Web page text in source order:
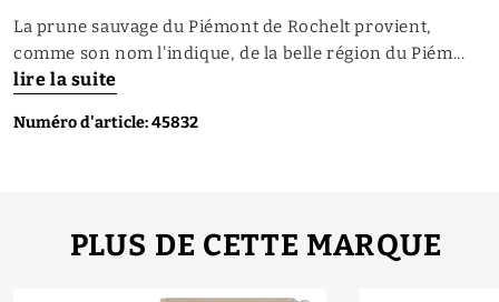
La prune sauvage du Piémont de Rochelt provient,
comme son nom l'indique, de la belle région du Piém...
lire la suite
Numéro d'article: 45832
PLUS DE CETTE MARQUE